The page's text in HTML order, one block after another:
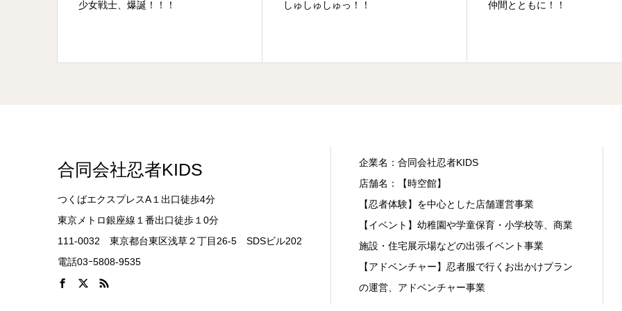
しゅしゅしゅっ！！ 仲間とともに！！ 浅草キッド
合同会社忍者KIDS
つくばエクスプレスA１出口徒歩4分
東京メトロ銀座線１番出口徒歩１0分
111-0032 東京都台東区浅草２丁目26-5 SDSビル202
電話03ｰ5808-9535
企業名：合同会社忍者KIDS
店舗名：【時空館】
【忍者体験】を中心とした店舗運営事業
【イベント】幼稚園や学童保育・小学校等、商業
施設・住宅展示場などの出張イベント事業
【アドベンチャー】忍者服で行くお出かけプラン
の運営、アドベンチャー事業